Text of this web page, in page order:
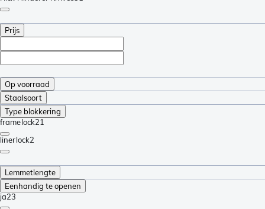
Prijs
Op voorraad
Staalsoort
Type blokkering
framelock21
linerlock2
Lemmetlengte
Eenhandig te openen
ja23